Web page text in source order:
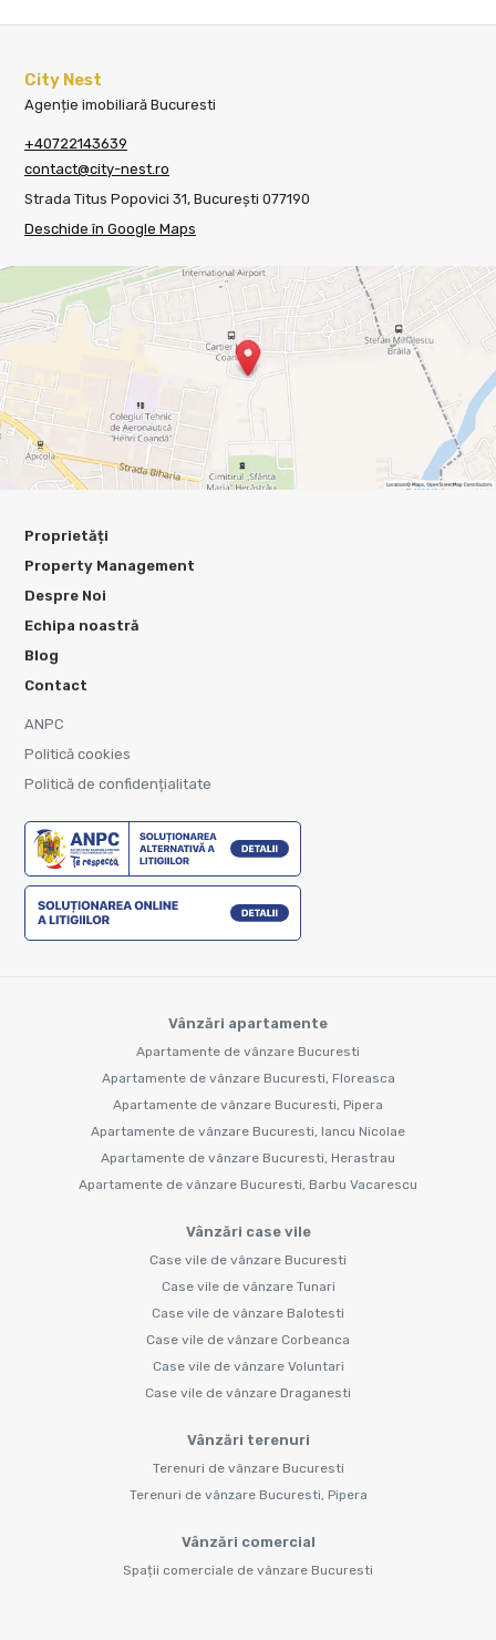
City Nest
Agenție imobiliară Bucuresti
+40722143639
contact@city-nest.ro
Strada Titus Popovici 31, București 077190
Deschide în Google Maps
Proprietăți
Property Management
Despre Noi
Echipa noastră
Blog
Contact
ANPC
Politică cookies
Politică de confidențialitate
Vânzări apartamente
Apartamente de vânzare Bucuresti
Apartamente de vânzare Bucuresti, Floreasca
Apartamente de vânzare Bucuresti, Pipera
Apartamente de vânzare Bucuresti, Iancu Nicolae
Apartamente de vânzare Bucuresti, Herastrau
Apartamente de vânzare Bucuresti, Barbu Vacarescu
Vânzări case vile
Case vile de vânzare Bucuresti
Case vile de vânzare Tunari
Case vile de vânzare Balotesti
Case vile de vânzare Corbeanca
Case vile de vânzare Voluntari
Case vile de vânzare Draganesti
Vânzări terenuri
Terenuri de vânzare Bucuresti
Terenuri de vânzare Bucuresti, Pipera
Vânzări comercial
Spații comerciale de vânzare Bucuresti